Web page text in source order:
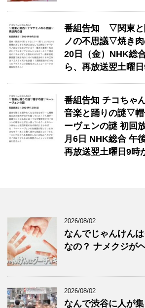
番組告知 ▽関東と
ノの不思議▽焼き
20日（金）NHK総
ら、再放送翌土曜
番組告知 チコちゃ
音楽と踊りの謎▽
ーヴェンの謎 初回
月6日 NHK総合 午
再放送翌土曜日9時
2026/08/02
なんでじゃんけん
なの？ ナメクジが
2026/08/02
なんで渋谷に人が